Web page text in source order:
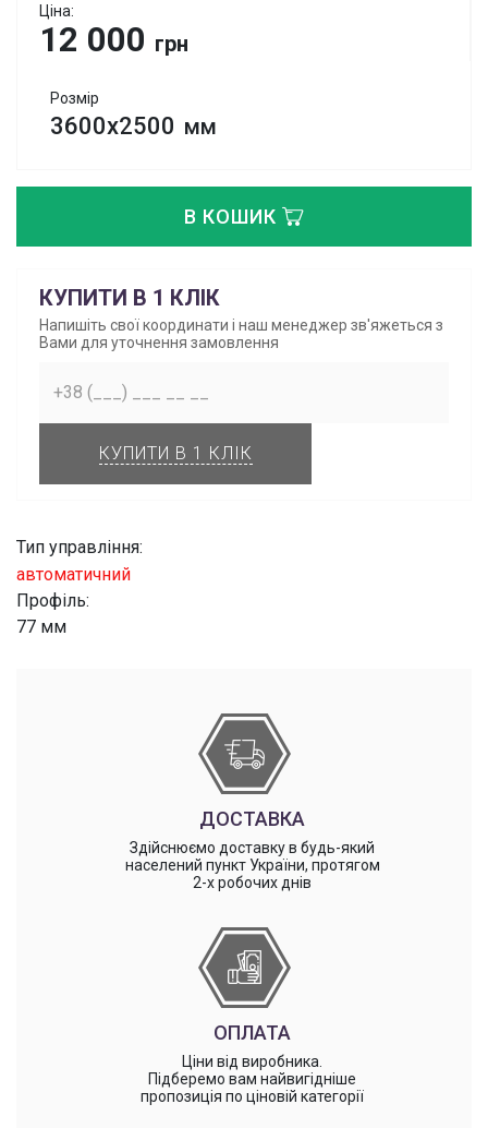
Ціна:
12 000 грн
Розмір
3600х2500 мм
В КОШИК
КУПИТИ В 1 КЛІК
Напишіть свої координати і наш менеджер зв'яжеться з
Вами для уточнення замовлення
КУПИТИ В 1 КЛІК
Тип управління:
автоматичний
Профіль:
77 мм
ДОСТАВКА
Здійснюємо доставку в будь-який
населений пункт України, протягом
2-х робочих днів
ОПЛАТА
Ціни від виробника.
Підберемо вам найвигідніше
пропозиція по ціновій категорії